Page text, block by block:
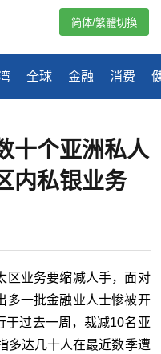
全球 金融 消费
简体/繁體切換
十个亚洲私人
内私银业务
区业务要缩减人手，面对
多一批金融业人士惨被开
于过去一周，裁减10名亚
多达几十人在最近数季遭